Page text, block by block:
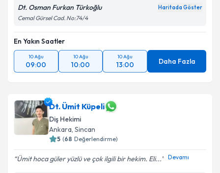
Dt. Osman Furkan Türkoğlu Haritada Göster
Cemal Gürsel Cad. No:74/4
En Yakın Saatler
10 Ağu
09:00
10 Ağu
10:00
10 Ağu
13:00 Daha Fazla
Dt. Ümit Küpeli
Diş Hekimi
Ankara, Sincan
5 (68 Değerlendirme)
Ümit hoca güler yüzlü ve çok ilgili bir hekim. Eli... Devamı